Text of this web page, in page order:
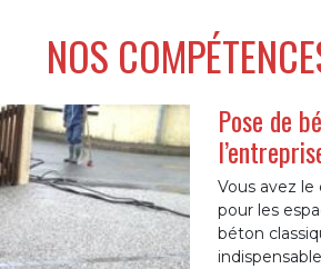
NOS
Pose de
Vous avez
pour les
béton